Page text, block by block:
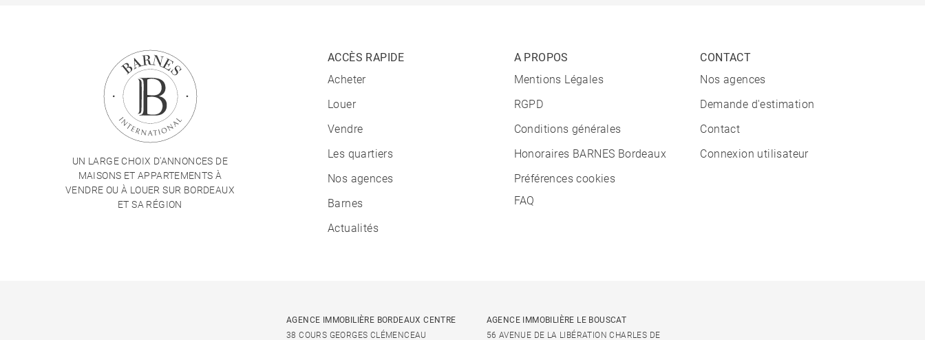
UN LARGE CHOIX D'ANNONCES DE
MAISONS ET APPARTEMENTS À
VENDRE OU À LOUER SUR BORDEAUX
ET SA RÉGION
ACCÈS RAPIDE
Acheter
Louer
Vendre
Les quartiers
Nos agences
Barnes
Actualités
A PROPOS
Mentions Légales
RGPD
Conditions générales
Honoraires BARNES Bordeaux
Préférences cookies
FAQ
CONTACT
Nos agences
Demande d'estimation
Contact
Connexion utilisateur
AGENCE IMMOBILIÈRE BORDEAUX CENTRE
38 COURS GEORGES CLÉMENCEAU
AGENCE IMMOBILIÈRE LE BOUSCAT
56 AVENUE DE LA LIBÉRATION CHARLES DE